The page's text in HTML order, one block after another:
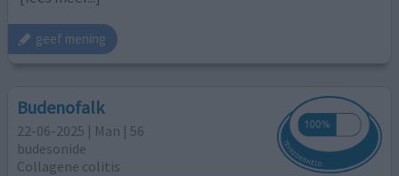
geef mening
Budenofalk
22-06-2025 | Man | 56
budesonide
Collagene colitis